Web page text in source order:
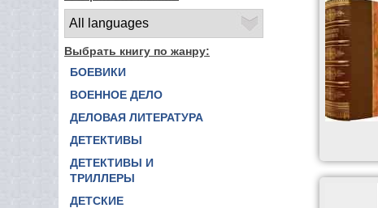
Выбрать книгу по жанру:
БОЕВИКИ
ВОЕННОЕ ДЕЛО
ДЕЛОВАЯ ЛИТЕРАТУРА
ДЕТЕКТИВЫ
ДЕТЕКТИВЫ И
ТРИЛЛЕРЫ
ДЕТСКИЕ